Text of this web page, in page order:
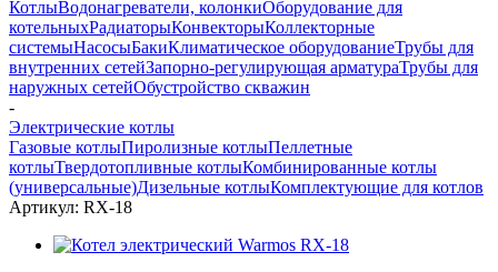
КотлыВодонагреватели, колонкиОборудование для
котельныхРадиаторыКонвекторыКоллекторные
системыНасосыБакиКлиматическое оборудованиеТрубы для
внутренних сетейЗапорно-регулирующая арматураТрубы для
наружных сетейОбустройство скважин
-
Электрические котлы
Газовые котлыПиролизные котлыПеллетные
котлыТвердотопливные котлыКомбинированные котлы
(универсальные)Дизельные котлыКомплектующие для котлов
Артикул: RX-18